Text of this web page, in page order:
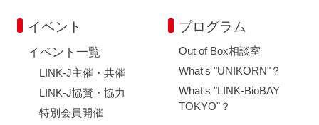
イベント
イベント一覧
LINK-J主催・共催
LINK-J協賛・協力
特別会員開催
プログラム
Out of Box相談室
What's "UNIKORN"？
What's "LINK-BioBAY
TOKYO"？